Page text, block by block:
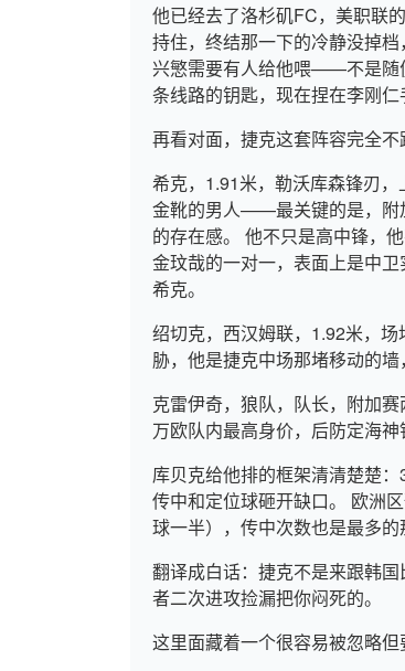
他已经去了洛杉矶FC，美职联
持住，终结那一下的冷静没掉
兴慜需要有人给他喂——不是随
条线路的钥匙，现在捏在李刚仁
再看对面，捷克这套阵容完全不
希克，1.91米，勒沃库森锋刃
金靴的男人——最关键的是，附
的存在感。 他不只是高中锋，
金玟哉的一对一，表面上是中
希克。
绍切克，西汉姆联，1.92米，
胁，他是捷克中场那堵移动的
克雷伊奇，狼队，队长，附加
万欧队内最高身价，后防定海神
库贝克给他排的框架清清楚楚
传中和定位球砸开缺口。 欧洲
球一半），传中次数也是最多的
翻译成白话：捷克不是来跟韩
者二次进攻捡漏把你闷死的。
这里面藏着一个很容易被忽略